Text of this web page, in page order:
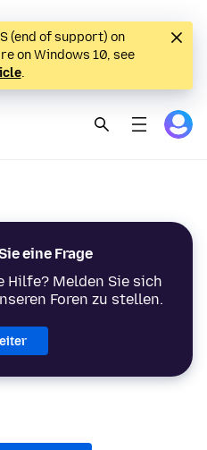
(end of support) on
on Windows 10, see
.
eine Frage
Hilfe? Melden Sie sich
Foren zu stellen.